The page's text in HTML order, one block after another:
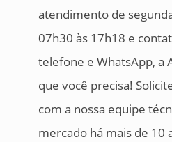
atendimento de
07h30 às 17h18 e
telefone e WhatsApp, a
que você precisa!
com a nossa equipe
mercado há mais de 10